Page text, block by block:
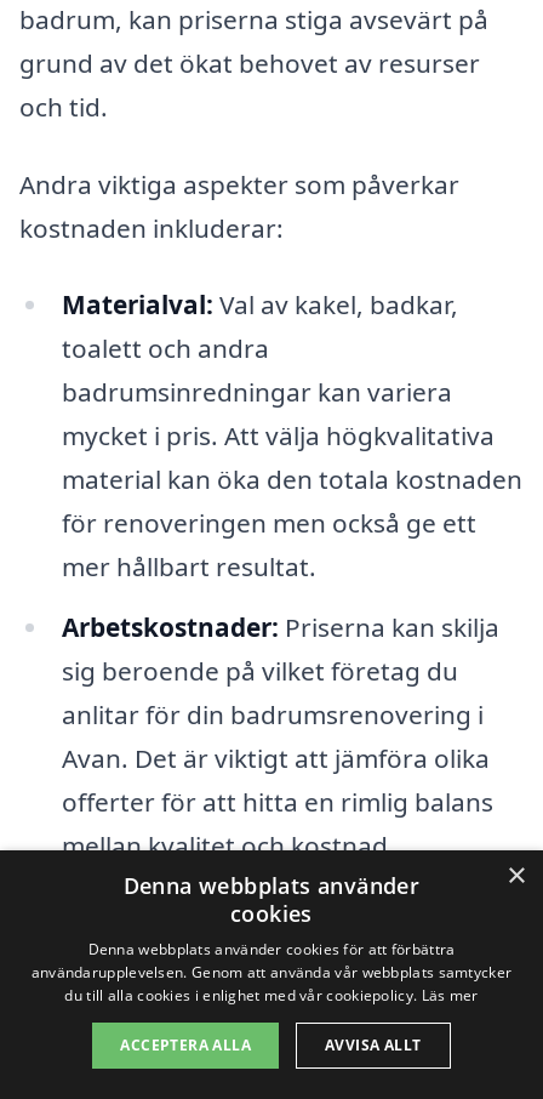
badrum, kan priserna stiga avsevärt på
grund av det ökat behovet av resurser
och tid.
Andra viktiga aspekter som påverkar
kostnaden inkluderar:
Materialval: Val av kakel, badkar,
toalett och andra
badrumsinredningar kan variera
mycket i pris. Att välja högkvalitativa
material kan öka den totala kostnaden
för renoveringen men också ge ett
mer hållbart resultat.
Arbetskostnader: Priserna kan skilja
sig beroende på vilket företag du
anlitar för din badrumsrenovering i
Avan. Det är viktigt att jämföra olika
offerter för att hitta en rimlig balans
mellan kvalitet och kostnad.
Ombyggnation och VVS:
badrummets layout måste ändras,
eller om det behövs omfattande VVS-
arbete, kan detta även det påverka
×
Denna webbplats använder
cookies
Denna webbplats använder cookies för att förbättra
användarupplevelsen. Genom att använda vår webbplats samtycker
du till alla cookies i enlighet med vår cookiepolicy. Läs mer
ACCEPTERA ALLA AVVISA ALLT